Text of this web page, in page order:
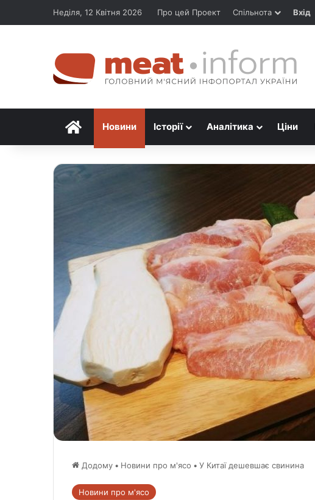
Неділя, 12 Квітня 2026 Про цей Проект Спільнота Вхід
ГоловнаНовини Історії Аналітика Ціни
Додому • Новини про м'ясо • У Китаї дешевшає свинина
Новини про м'ясо